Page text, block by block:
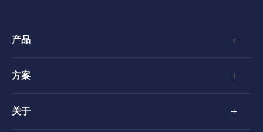
产品 +
方案 +
关于 +